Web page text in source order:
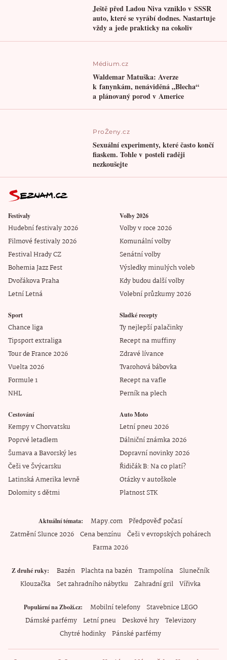
Ještě před Ladou Niva vzniklo v SSSR
auto, které se vyrábí dodnes. Nastartuje
vždy a jede prakticky na cokoliv
Médium.cz
Waldemar Matuška: Averze
k fanynkám, nenáviděná „Blecha“
a plánovaný porod v Americe
ProŽeny.cz
Sexuální experimenty, které často končí
fiaskem. Tohle v posteli raději
nezkoušejte
Festivaly
Hudební festivaly 2026
Filmové festivaly 2026
Festival Hrady CZ
Bohemia Jazz Fest
Dvořákova Praha
Letní Letná
Volby 2026
Volby v roce 2026
Komunální volby
Senátní volby
Výsledky minulých voleb
Kdy budou další volby
Volební průzkumy 2026
Sport
Chance liga
Tipsport extraliga
Tour de France 2026
Vuelta 2026
Formule 1
NHL
Sladké recepty
Ty nejlepší palačinky
Recept na muffiny
Zdravé lívance
Tvarohová bábovka
Recept na vafle
Perník na plech
Cestování
Kempy v Chorvatsku
Poprvé letadlem
Šumava a Bavorský les
Češi ve Švýcarsku
Latinská Amerika levně
Dolomity s dětmi
Auto Moto
Letní pneu 2026
Dálniční známka 2026
Dopravní novinky 2026
Řidičák B: Na co platí?
Otázky v autoškole
Platnost STK
Aktuální témata Mapy.com Předpověď počasí
Zatmění Slunce 2026 Cena benzínu
Češi v evropských pohárech
Farma 2026
Z druhé ruky Bazén Plachta na bazén Trampolína
Slunečník
Klouzačka
Set zahradního nábytku Zahradní gril Vířivka
Populární na Zboží.cz Mobilní telefony
Stavebnice LEGO
Dámské parfémy Letní pneu Deskové hry Televizory
Chytré hodinky Pánské parfémy